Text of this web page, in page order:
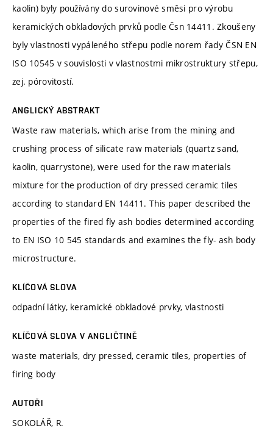
kaolin) byly používány do surovinové směsi pro výrobu
keramických obkladových prvků podle Čsn 14411. Zkoušeny
byly vlastnosti vypáleného střepu podle norem řady ČSN EN
ISO 10545 v souvislosti v vlastnostmi mikrostruktury střepu,
zej. pórovitostí.
ANGLICKÝ ABSTRAKT
Waste raw materials, which arise from the mining and
crushing process of silicate raw materials (quartz sand,
kaolin, quarrystone), were used for the raw materials
mixture for the production of dry pressed ceramic tiles
according to standard EN 14411. This paper described the
properties of the fired fly ash bodies determined according
to EN ISO 10 545 standards and examines the fly- ash body
microstructure.
KLÍČOVÁ SLOVA
odpadní látky, keramické obkladové prvky, vlastnosti
KLÍČOVÁ SLOVA V ANGLIČTINĚ
waste materials, dry pressed, ceramic tiles, properties of
firing body
AUTOŘI
SOKOLÁŘ, R.